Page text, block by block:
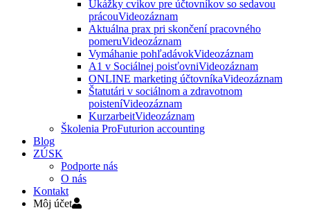
Ukážky cvikov pre účtovníkov so sedavou
prácouVideozáznam
Aktuálna prax pri skončení pracovného
pomeruVideozáznam
Vymáhanie pohľadávokVideozáznam
A1 v Sociálnej poisťovniVideozáznam
ONLINE marketing účtovníkaVideozáznam
Štatutári v sociálnom a zdravotnom
poisteníVideozáznam
KurzarbeitVideozáznam
Školenia ProFuturion accounting
Blog
ZÚSK
Podporte nás
O nás
Kontakt
Môj účet